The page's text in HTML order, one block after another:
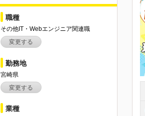
職種
その他IT・Webエンジニア関連職
変更する
勤務地
宮崎県
変更する
業種